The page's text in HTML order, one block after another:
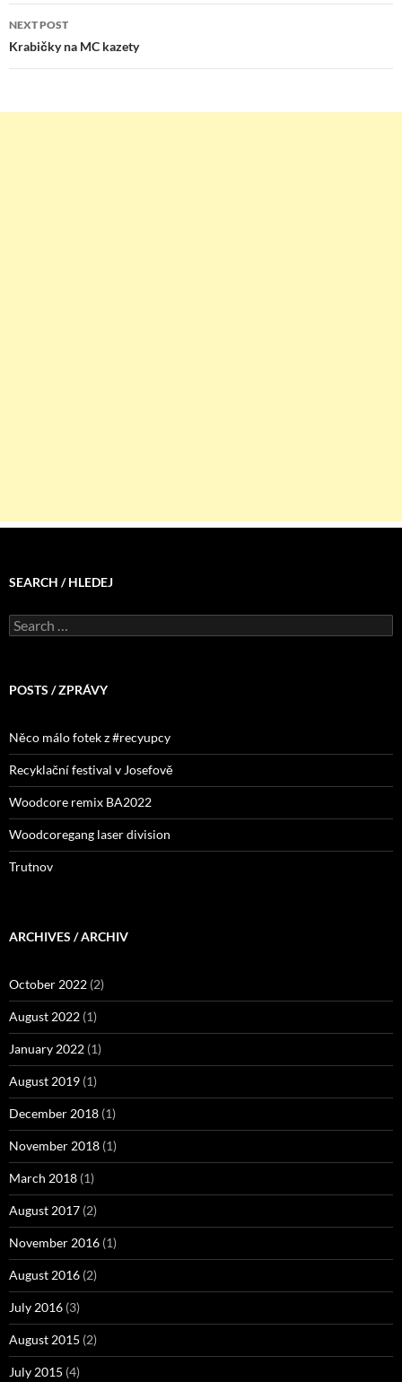
NEXT POST
Krabičky na MC kazety
SEARCH / HLEDEJ
Search
for:
POSTS / ZPRÁVY
Něco málo fotek z #recyupcy
Recyklační festival v Josefově
Woodcore remix BA2022
Woodcoregang laser division
Trutnov
ARCHIVES / ARCHIV
October 2022 (2)
August 2022 (1)
January 2022 (1)
August 2019 (1)
December 2018 (1)
November 2018 (1)
March 2018 (1)
August 2017 (2)
November 2016 (1)
August 2016 (2)
July 2016 (3)
August 2015 (2)
July 2015 (4)